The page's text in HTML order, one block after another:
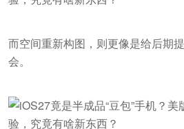
而空间重新构图，则更像是给后期
会。